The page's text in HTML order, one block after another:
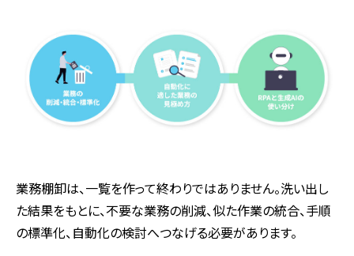
業務棚卸は、一覧を作って終わりではありません。洗い出し
た結果をもとに、不要な業務の削減、似た作業の統合、手順
の標準化、自動化の検討へつなげる必要があります。